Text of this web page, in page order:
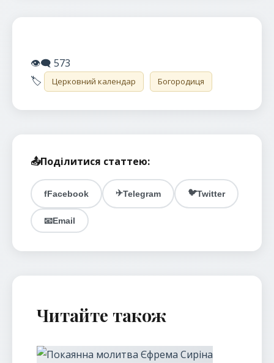
👁️‍🗨️ 573
🏷️
Церковний календар Богородиця
📤Поділитися статтею:
fFacebook ✈️Telegram 🐦Twitter
📧Email
Читайте також